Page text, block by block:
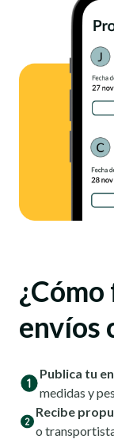
envíos
Publica tu
medidas y
Recibe
o